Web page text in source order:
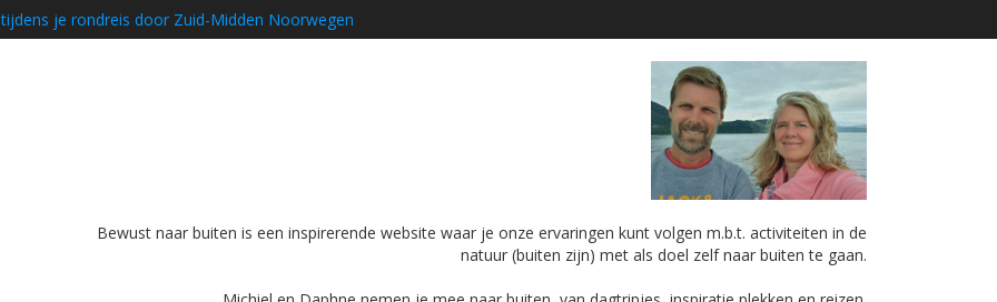
panoramatocht in Chamonix
met de camper
bergweg op je bucketlist hoort
je rondreis door Zuid-Midden Noorwegen
Bewust naar buiten is een inspirerende website waar je onze ervaringen kunt volgen m.b.t. activiteiten in de
natuur (buiten zijn) met als doel zelf naar buiten te gaan.